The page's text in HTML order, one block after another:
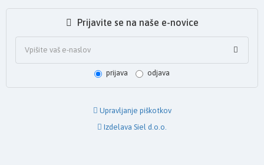
Prijavite se na naše e-novice
prijava odjava
Upravljanje piškotkov
Izdelava Siel d.o.o.